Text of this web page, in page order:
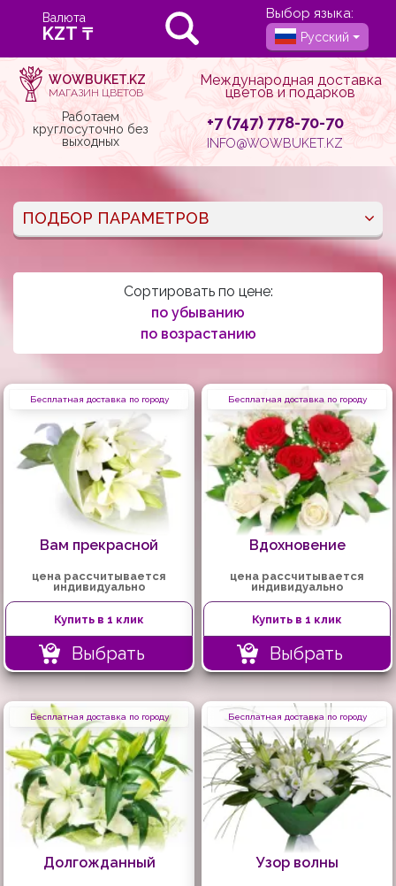
Валюта Выбор языка:
Русский
WOWBUKET.KZ
МАГАЗИН ЦВЕТОВ
Международная доставка
цветов и подарков
Работаем
круглосуточно без
выходных
+7 (747) 778-70-70
INFO@WOWBUKET.KZ
ПОДБОР ПАРАМЕТРОВ
Сортировать по цене:
по убыванию
по возрастанию
Бесплатная доставка по городу
Вам прекрасной
цена рассчитывается
индивидуально
Купить в 1 клик
Выбрать
Бесплатная доставка по городу
Вдохновение
цена рассчитывается
индивидуально
Купить в 1 клик
Выбрать
Бесплатная доставка по городу
Долгожданный
Бесплатная доставка по городу
Узор волны